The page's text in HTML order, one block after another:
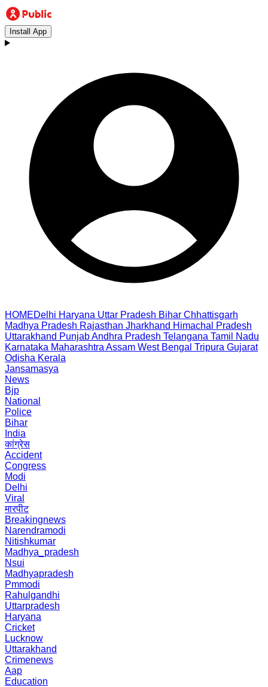
Install App
HOMEDelhi Haryana Uttar Pradesh Bihar Chhattisgarh
Madhya Pradesh Rajasthan Jharkhand Himachal Pradesh
Uttarakhand PunjabAndhra Pradesh Telangana Tamil Nadu
Karnataka Maharashtra Assam West Bengal Tripura Gujarat
Odisha Kerala
Jansamasya
News
Bjp
National
Police
Bihar
India
कांग्रेस
Accident
Congress
Modi
Delhi
Viral
मारपीट
Breakingnews
Narendramodi
Nitishkumar
Madhya_pradesh
Nsui
Madhyapradesh
Pmmodi
Rahulgandhi
Uttarpradesh
Haryana
Cricket
Lucknow
Uttarakhand
Crimenews
Aap
Education